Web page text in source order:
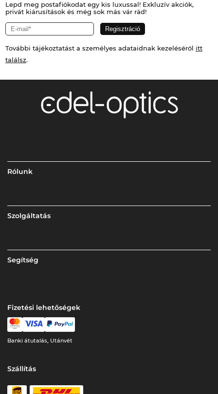
Lepd meg postafiókodat egy kis luxussal! Exkluzív akciók,
privát kiárusítások és még sok más vár rád!
További tájékoztatást a személyes adataidnak kezeléséről itt
találsz.
Rólunk
Szolgáltatás
Segítség
Fizetési lehetőségek
Banki átutalás, Utánvét
Szállítás